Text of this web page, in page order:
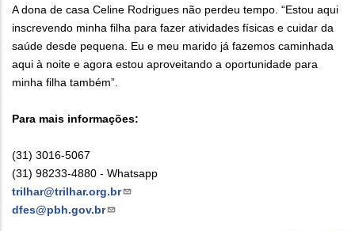
A dona de casa Celine Rodrigues não perdeu tempo. “Estou aqui
inscrevendo minha filha para fazer atividades físicas e cuidar da
saúde desde pequena. Eu e meu marido já fazemos caminhada
aqui à noite e agora estou aproveitando a oportunidade para
minha filha também”.
Para mais informações:
(31) 3016-5067
(31) 98233-4880 - Whatsapp
trilhar@trilhar.org.br
dfes@pbh.gov.br